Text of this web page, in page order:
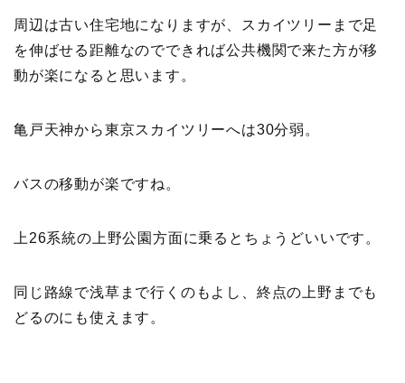
周辺は古い住宅地になりますが、スカイツリーまで足
を伸ばせる距離なのでできれば公共機関で来た方が移
動が楽になると思います。
亀戸天神から東京スカイツリーへは30分弱。
バスの移動が楽ですね。
上26系統の上野公園方面に乗るとちょうどいいです。
同じ路線で浅草まで行くのもよし、終点の上野までも
どるのにも使えます。